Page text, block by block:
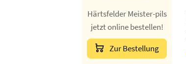
Härtsfelder Meister-pils
jetzt online bestellen!
Zur Bestellung